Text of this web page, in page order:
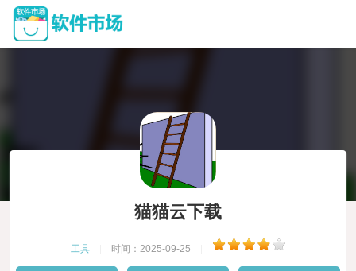
猫猫云下载
工具 时间：2025-09-25